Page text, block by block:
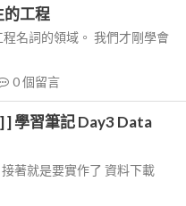
的工程
名詞的領域。 我們才剛學會
0個留言
學習筆記 Day3 Data
著就是要實作了 資料下載